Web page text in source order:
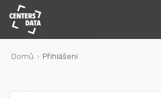
Domů Přihlášení